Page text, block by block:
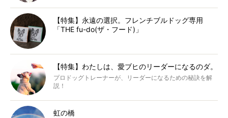
【特集】永遠の選択。フレンチブルドッグ専用
「THE fu-do(ザ・フード)」
【特集】わたしは、愛ブヒのリーダーになるのダ。
プロドッグトレーナーが、リーダーになるための秘訣を解
説！
虹の橋